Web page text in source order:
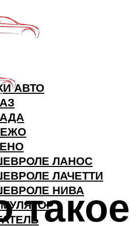
АВТО
ЛАНОС
ЛАЧЕТТИ
НИВА